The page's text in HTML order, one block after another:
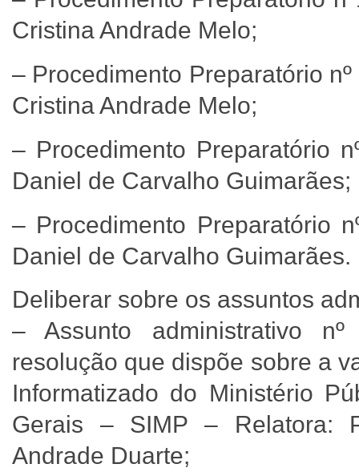
Cristina Andrade Melo;
– Procedimento Preparatório
Cristina Andrade Melo;
– Procedimento Preparatório
Daniel de Carvalho Guimarães;
– Procedimento Preparatório
Daniel de Carvalho Guimarães.
Deliberar sobre os assuntos
– Assunto administrativo
resolução que dispõe sobre a
Informatizado do Ministério
Gerais – SIMP – Relatora:
Andrade Duarte;